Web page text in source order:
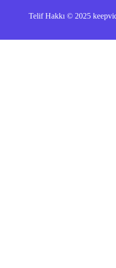
Telif Hakkı © 2025